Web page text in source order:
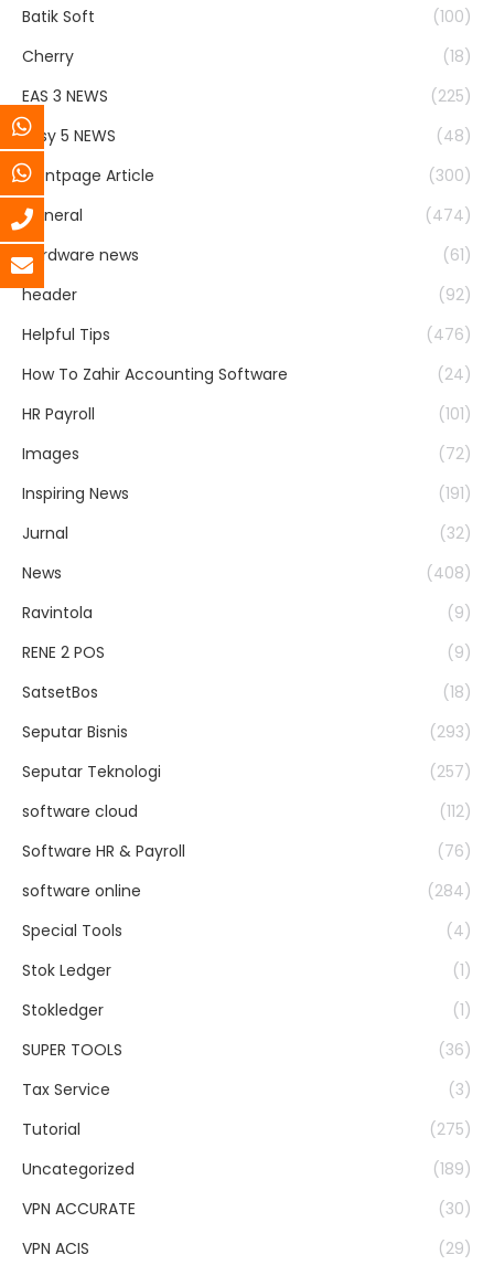
Batik Soft
(100)
Cherry
(18)
EAS 3 NEWS
(225)
Easy 5 NEWS
(48)
Frontpage Article
(300)
General
(474)
Hardware news
(61)
header
(92)
Helpful Tips
(476)
How To Zahir Accounting Software
(24)
HR Payroll
(101)
Images
(72)
Inspiring News
(191)
Jurnal
(32)
News
(408)
Ravintola
(9)
RENE 2 POS
(9)
SatsetBos
(18)
Seputar Bisnis
(293)
Seputar Teknologi
(257)
software cloud
(112)
Software HR & Payroll
(76)
software online
(284)
Special Tools
(4)
Stok Ledger
(1)
Stokledger
(1)
SUPER TOOLS
(36)
Tax Service
(3)
Tutorial
(275)
Uncategorized
(189)
VPN ACCURATE
(30)
VPN ACIS
(29)